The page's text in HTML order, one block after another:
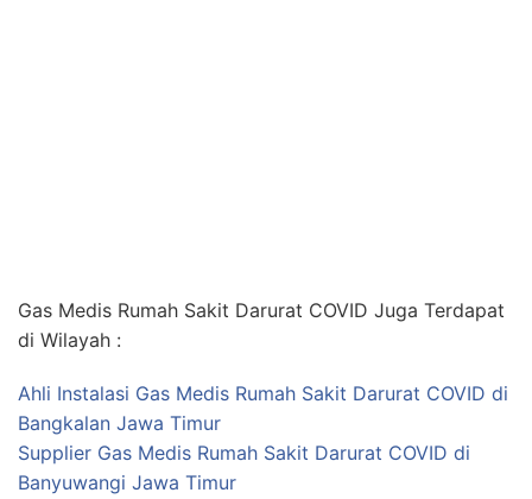
Gas Medis Rumah Sakit Darurat COVID Juga Terdapat
di Wilayah :
Ahli Instalasi Gas Medis Rumah Sakit Darurat COVID di
Bangkalan Jawa Timur
Supplier Gas Medis Rumah Sakit Darurat COVID di
Banyuwangi Jawa Timur